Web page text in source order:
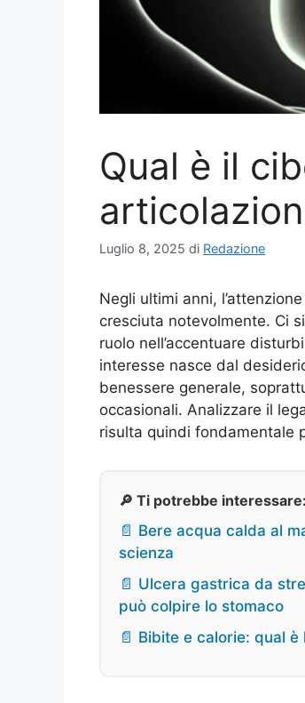
Qual è il
Luglio 8, 2025 di Redazione
Negli ultimi anni,
cresciuta notevolmente. Ci
ruolo nell’accentuare
interesse nasce dal
benessere generale,
occasionali. Analizzare il
risulta quindi fondamentale
🔎 Ti potrebbe interessare:
📄 Bere acqua calda al
scienza
📄 Ulcera gastrica da
può colpire lo stomaco
📄 Bibite e calorie: qual